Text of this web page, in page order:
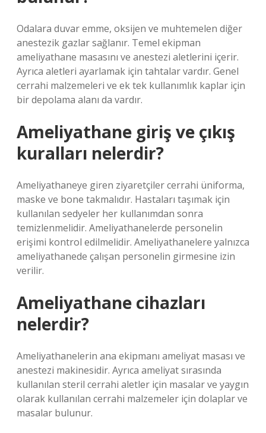
Odalara duvar emme, oksijen ve muhtemelen diğer
anestezik gazlar sağlanır. Temel ekipman
ameliyathane masasını ve anestezi aletlerini içerir.
Ayrıca aletleri ayarlamak için tahtalar vardır. Genel
cerrahi malzemeleri ve ek tek kullanımlık kaplar için
bir depolama alanı da vardır.
Ameliyathane giriş ve çıkış
kuralları nelerdir?
Ameliyathaneye giren ziyaretçiler cerrahi üniforma,
maske ve bone takmalıdır. Hastaları taşımak için
kullanılan sedyeler her kullanımdan sonra
temizlenmelidir. Ameliyathanelerde personelin
erişimi kontrol edilmelidir. Ameliyathanelere yalnızca
ameliyathanede çalışan personelin girmesine izin
verilir.
Ameliyathane cihazları
nelerdir?
Ameliyathanelerin ana ekipmanı ameliyat masası ve
anestezi makinesidir. Ayrıca ameliyat sırasında
kullanılan steril cerrahi aletler için masalar ve yaygın
olarak kullanılan cerrahi malzemeler için dolaplar ve
masalar bulunur.